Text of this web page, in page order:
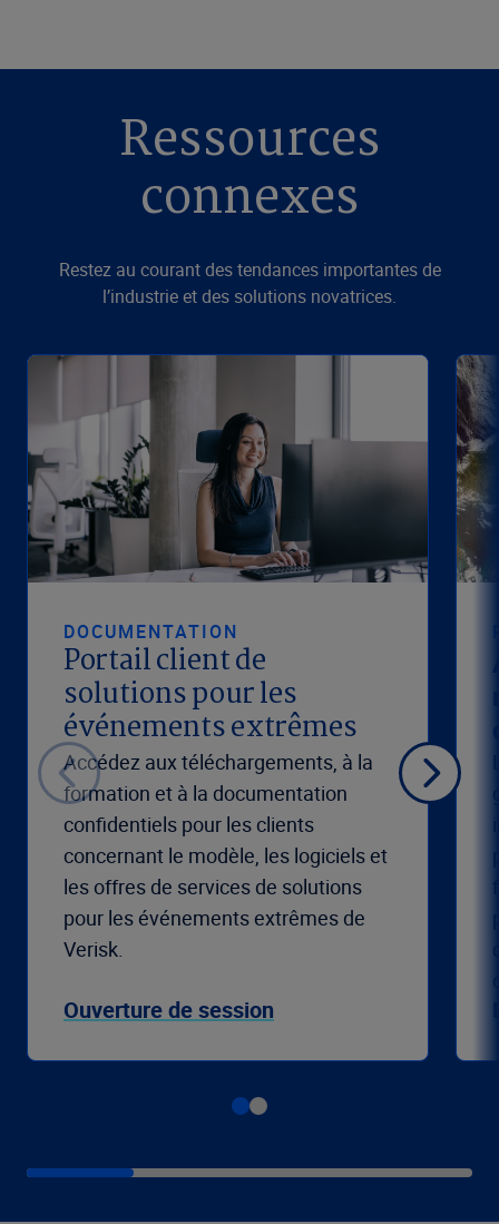
Ressources
connexes
Restez au courant des tendances importantes de
l’industrie et des solutions novatrices.
DOCUMENTATION
Portail client de
solutions pour les
événements extrêmes
Accédez aux téléchargements, à la
formation et à la documentation
confidentiels pour les clients
concernant le modèle, les logiciels et
les offres de services de solutions
pour les événements extrêmes de
Verisk.
Ouverture de session